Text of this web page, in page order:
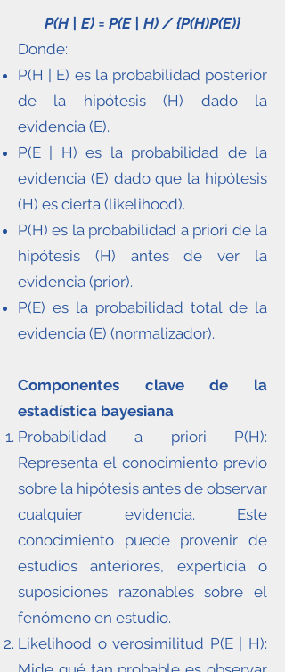
P(H | E) = P(E | H) / {P(H)P(E)}
Donde:
P(H | E) es la probabilidad posterior
de la hipótesis (H) dado la
evidencia (E).
P(E | H) es la probabilidad de la
evidencia (E) dado que la hipótesis
(H) es cierta (likelihood).
P(H) es la probabilidad a priori de la
hipótesis (H) antes de ver la
evidencia (prior).
P(E) es la probabilidad total de la
evidencia (E) (normalizador).
Componentes clave de la
estadística bayesiana
Probabilidad a priori P(H):
Representa el conocimiento previo
sobre la hipótesis antes de observar
cualquier evidencia. Este
conocimiento puede provenir de
estudios anteriores, experticia o
suposiciones razonables sobre el
fenómeno en estudio.
Likelihood o verosimilitud P(E | H):